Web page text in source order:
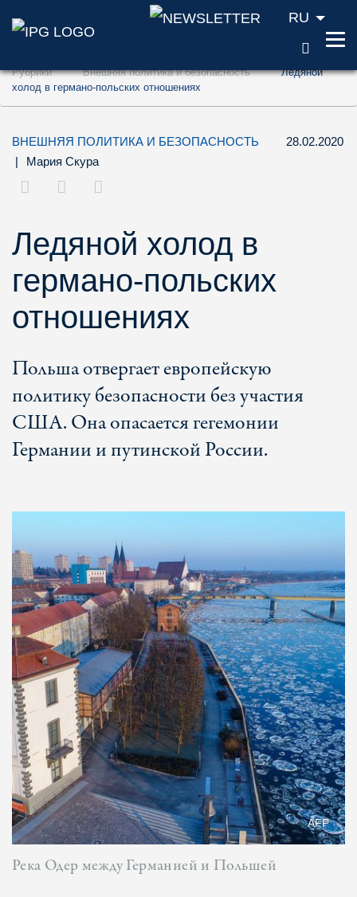
Перейти к содержанию (ключ доступа
Перейти к поиску (ключ доступа '2')
RU
Рубрики Внешняя политика и безопасность
Ледяной
холод в германо-польских отношениях
ВНЕШНЯЯ ПОЛИТИКА И БЕЗОПАСНОСТЬ
28.02.2020
|
Мария Скура
Ледяной холод в
германо-польских
отношениях
Польша отвергает европейскую
политику безопасности без участия
США. Она опасается гегемонии
Германии и путинской России.
AFP
Река Одер между Германией и Польшей